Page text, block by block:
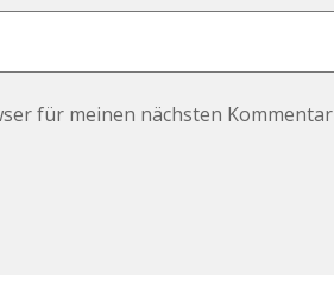
für meinen nächsten Kommentar